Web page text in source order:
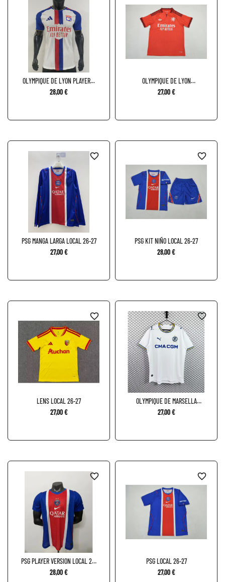
OLYMPIQUE DE LYON PLAYER...
28,00 €
OLYMPIQUE DE LYON
VISITANTE...
27,00 €
PSG MANGA LARGA LOCAL 26-27
27,00 €
favorite_border
PSG KIT NIÑO LOCAL 26-27
28,00 €
favorite_border
LENS LOCAL 26-27
27,00 €
favorite_border
OLYMPIQUE DE MARSELLA
LOCAL...
27,00 €
favorite_border
PSG PLAYER VERSION LOCAL 26-
27
28,00 €
favorite_border
PSG LOCAL 26-27
27,00 €
favorite_border